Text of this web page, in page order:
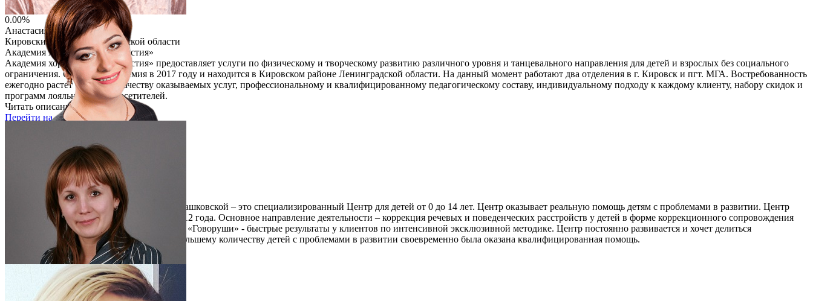
0.00%
Анастасия Королева
Кировский район Ленинградской области
Академия хореографии «Династия»
Академия хореографии «Династия» предоставляет услуги по физическому и творческому развитию различного уровня и танцевального направления для детей и взрослых без социального
ограничения. Основана Академия в 2017 году и находится в Кировском районе Ленинградской области. На данный момент работают два отделения в г. Кировск и пгт. МГА. Востребованность
ежегодно растет благодаря качеству оказываемых услуг, профессиональному и квалифицированному педагогическому составу, индивидуальному подходу к каждому клиенту, набору скидок и
программ лояльности для посетителей.
Читать описание
Перейти на сайт
Елена Дашковская
г. Всеволожск Ленинградской области
ООО Центр Развития Речи «Говоруша»
Центр Развития Речи «Говоруша» Елены Дашковской – это специализированный Центр для детей от 0 до 14 лет. Центр оказывает реальную помощь детям с проблемами в развитии. Центр
успешно работает в Санкт-Петербурге с 2012 года. Основное направление деятельности – коррекция речевых и поведенческих расстройств у детей в форме коррекционного сопровождения
детей и их родителей. Главная особенность «Говоруши» - быстрые результаты у клиентов по интенсивной эксклюзивной методике. Центр постоянно развивается и хочет делиться
накопленным опытом, чтобы как можно большему количеству детей с проблемами в развитии своевременно была оказана квалифицированная помощь.
Читать описание
Перейти на сайт